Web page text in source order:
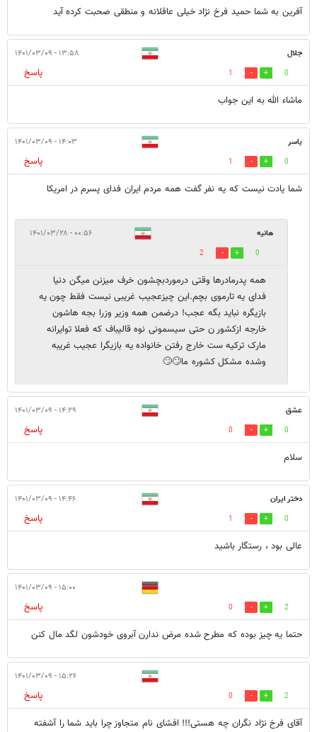
آفرین به شما حمید فرخ نژاد خیلی عاقلانه و منطقی صحبت کرده آید
جلال ۱۳:۵۸ - ۱۴۰۱/۰۳/۰۹
0
1
پاسخ
ماشاء الله به این جواب
یاسر ۱۴:۰۳ - ۱۴۰۱/۰۳/۰۹
0
1
پاسخ
شما یادت نیست که یه نفر گفت همه مردم ایران فدای پسرم در امریکا
هانیه ۰۰:۵۶ - ۱۴۰۱/۰۳/۲۸
0
2
همه پدرمادرها وقتی درموردبچشون خرف میزنن میگن دنیا
فدای یه تارموی بچم.این چیزعجیب غریبی نیست فقط چون یه
بازیگره نباید بگه عجب! درضمن همه وزیر وزرا بجه هاشون
خارجه ازکشور ن حتی سیسمونی نوه قالیباف که فعلا توایرانه
مارک ترکیه ست خارج رفتن خانواده یه بازیگرا عجیب غریبه
وشده مشکل کشوره ما🙄🙄
عشق ۱۴:۲۹ - ۱۴۰۱/۰۳/۰۹
0
0
پاسخ
سلام
دختر ایران ۱۴:۴۶ - ۱۴۰۱/۰۳/۰۹
0
1
پاسخ
عالی بود ، رستگار باشید
۱۵:۰۰ - ۱۴۰۱/۰۳/۰۹
2
0
پاسخ
حتما یه چیز بوده که مطرح شده مرض ندارن آبروی خودشون لگد مال کنن
۱۵:۲۶ - ۱۴۰۱/۰۳/۰۹
2
0
پاسخ
آقای فرخ نژاد نگران چه هستی!!! افشای نام متجاوز چرا باید شما را آشفته